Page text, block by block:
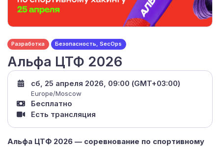
Разработка Безопасность, SecOps
Альфа ЦТФ 2026
Альфа ЦТФ 2026 — соревнование по спортивному
сб, 25 апреля 2026, 09:00 (GMT+03:00)
Europe/Moscow
Бесплатно
Есть трансляция